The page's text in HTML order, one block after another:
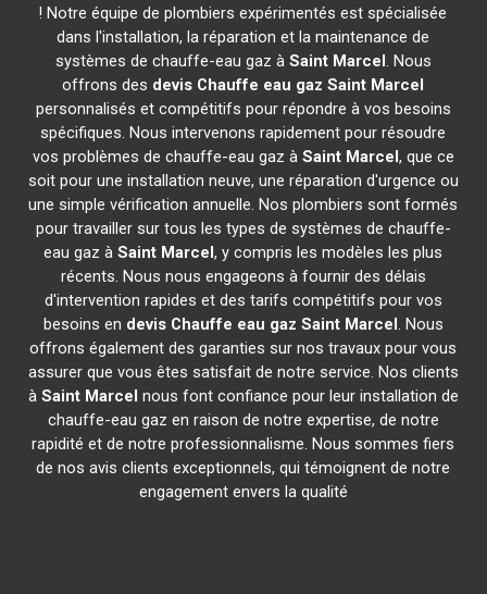
! Notre équipe de plombiers expérimentés est spécialisée
dans l'installation, la réparation et la maintenance de
systèmes de chauffe-eau gaz à Saint Marcel. Nous
offrons des devis Chauffe eau gaz Saint Marcel
personnalisés et compétitifs pour répondre à vos besoins
spécifiques. Nous intervenons rapidement pour résoudre
vos problèmes de chauffe-eau gaz à Saint Marcel, que ce
soit pour une installation neuve, une réparation d'urgence ou
une simple vérification annuelle. Nos plombiers sont formés
pour travailler sur tous les types de systèmes de chauffe-
eau gaz àSaint Marcel, y compris les modèles les plus
récents. Nous nous engageons à fournir des délais
d'intervention rapides et des tarifs compétitifs pour vos
besoins en devis Chauffe eau gaz Saint Marcel. Nous
offrons également des garanties sur nos travaux pour vous
assurer que vous êtes satisfait de notre service. Nos clients
à Saint Marcel nous font confiance pour leur installation de
chauffe-eau gaz en raison de notre expertise, de notre
rapidité et de notre professionnalisme. Nous sommes fiers
de nos avis clients exceptionnels, qui témoignent de notre
engagement envers la qualité